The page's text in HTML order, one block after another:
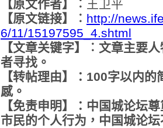
【原文作者】︰ 王卫平
【原文链接】︰ http://
6/11/15197595_4.shtml
【文章关键字】︰文章主要
者寻找。
【转帖理由】：100字以内
感。
【免责申明】：中国城论坛
市民的个人行为，中国城论